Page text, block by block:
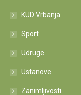
KUD Vrbanja
Sport
Udruge
Ustanove
Zanimljivosti